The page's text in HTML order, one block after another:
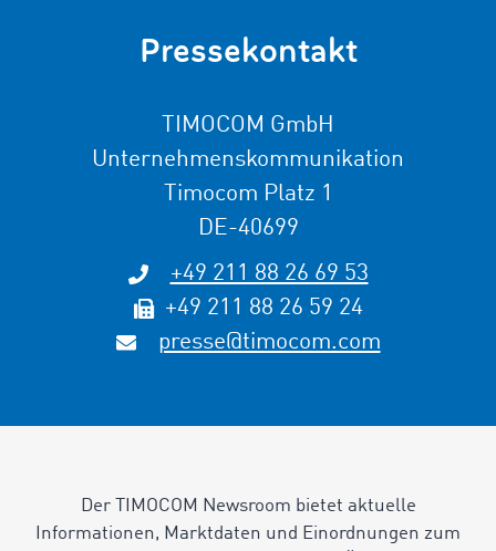
Pressekontakt
TIMOCOM GmbH
Unternehmenskommunikation
Timocom Platz 1
DE-40699
+49 211 88 26 69 53
+49 211 88 26 59 24
presse@timocom.com
Der TIMOCOM Newsroom bietet aktuelle
Informationen, Marktdaten und Einordnungen zum